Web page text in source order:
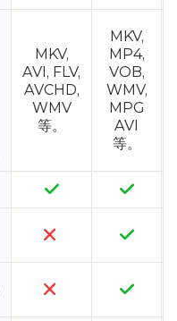
MKV,
AVI, FLV,
AVCHD,
WMV
等。
MKV,
MP4,
VOB,
WMV,
MPG
AVI
等。